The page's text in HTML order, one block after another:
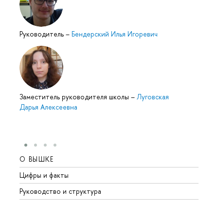
Руководитель – Бендерский Илья Игоревич
Заместитель руководителя школы – Луговская
Дарья Алексеевна
О ВЫШКЕ
Цифры и факты
Руководство и структура